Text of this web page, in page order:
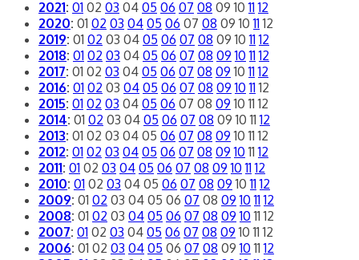
2021: 01 02 03 04 05 06 07 08 09 10 11 12
2020: 01 02 03 04 05 06 07 08 09 10 11 12
2019: 01 02 03 04 05 06 07 08 09 10 11 12
2018: 01 02 03 04 05 06 07 08 09 10 11 12
2017: 01 02 03 04 05 06 07 08 09 10 11 12
2016: 01 02 03 04 05 06 07 08 09 10 11 12
2015: 01 02 03 04 05 06 07 08 09 10 11 12
2014: 01 02 03 04 05 06 07 08 09 10 11 12
2013: 01 02 03 04 05 06 07 08 09 10 11 12
2012: 01 02 03 04 05 06 07 08 09 10 11 12
2011: 01 02 03 04 05 06 07 08 09 10 11 12
2010: 01 02 03 04 05 06 07 08 09 10 11 12
2009: 01 02 03 04 05 06 07 08 09 10 11 12
2008: 01 02 03 04 05 06 07 08 09 10 11 12
2007: 01 02 03 04 05 06 07 08 09 10 11 12
2006: 01 02 03 04 05 06 07 08 09 10 11 12